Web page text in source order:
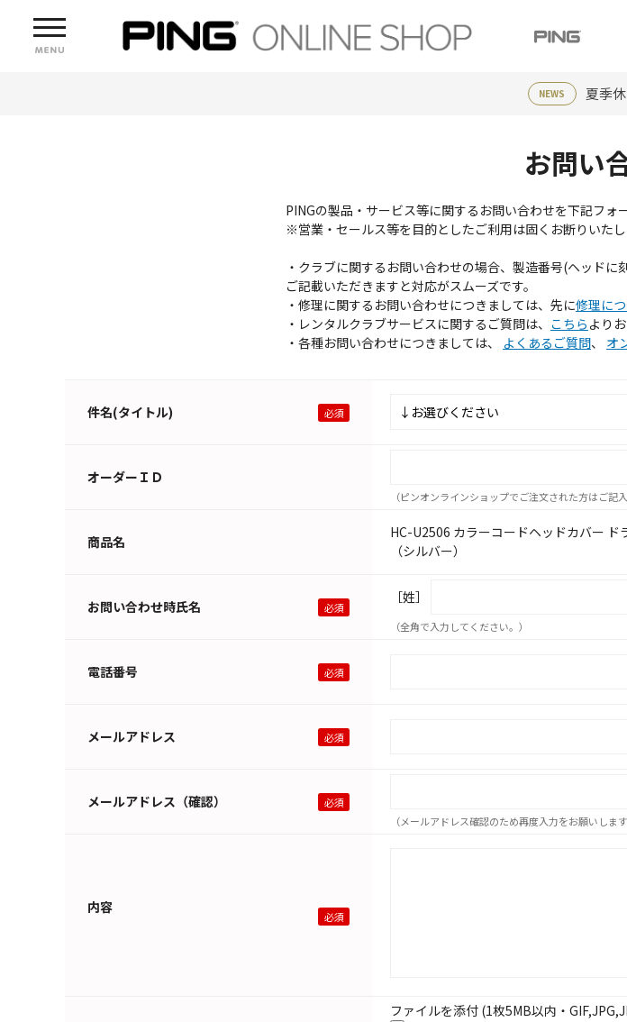
NEWS 夏季
お問い
PINGの製品・サービス等に関するお問い合わせを下記フォ
※営業・セールス等を目的としたご利用は固くお断りいたし
・クラブに関するお問い合わせの場合、製造番号(ヘッド
ご記載いただきますと対応がスムーズです。
・修理に関するお問い合わせにつきましては、先に修理に
・レンタルクラブサービスに関するご質問は、 こちら より
・各種お問い合わせにつきましては、 よくあるご質問、 オ
件名(タイトル)
オーダーＩＤ
（ピンオンラインショップでご注文された方はご記入
商品名
HC-U2506 カラーコードヘッドカバー ド
（シルバー）
お問い合わせ時氏名
［姓］
（全角で入力してください。）
電話番号
メールアドレス
メールアドレス（確認）
（メールアドレス確認のため再度入力をお願いしま
内容
ファイルを添付 (1枚5MB以内・